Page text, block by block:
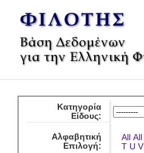
Κατηγορία
Είδους:
Αλφαβητική
Επιλογή:
All All
T U V